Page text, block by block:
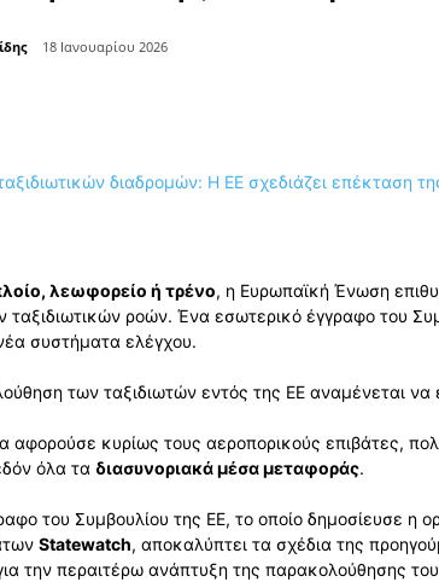
18 Ιανουαρίου 2026
λεωφορείο ή τρένο, η Ευρωπαϊκή Ένωση
ροών. Ένα εσωτερικό έγγραφο του
συστήματα ελέγχου.
των ταξιδιωτών εντός της ΕΕ αναμένεται να
αφορούσε κυρίως τους αεροπορικούς επιβάτες,
όλα τα διασυνοριακά μέσα μεταφοράς.
του Συμβουλίου της ΕΕ, το οποίο δημοσίευσε η
Statewatch, αποκαλύπτει τα σχέδια της
την περαιτέρω ανάπτυξη της παρακολούθησης